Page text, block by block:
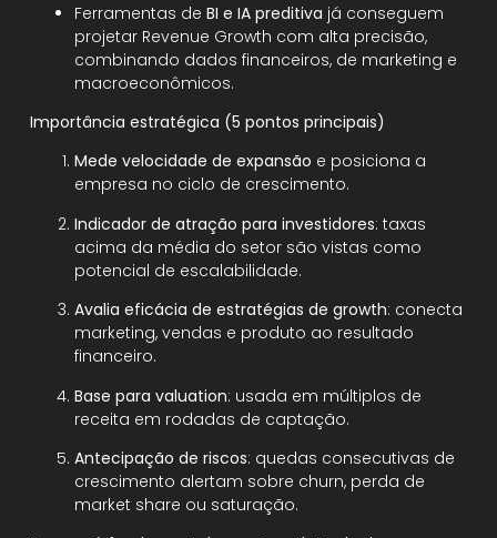
Ferramentas de BI e IA preditiva já conseguem
projetar Revenue Growth com alta precisão,
combinando dados financeiros, de marketing e
macroeconômicos.
Importância estratégica (5 pontos principais)
Mede velocidade de expansão e posiciona a
empresa no ciclo de crescimento.
Indicador de atração para investidores: taxas
acima da média do setor são vistas como
potencial de escalabilidade.
Avalia eficácia de estratégias de growth: conecta
marketing, vendas e produto ao resultado
financeiro.
Base para valuation: usada em múltiplos de
receita em rodadas de captação.
Antecipação de riscos: quedas consecutivas de
crescimento alertam sobre churn, perda de
market share ou saturação.